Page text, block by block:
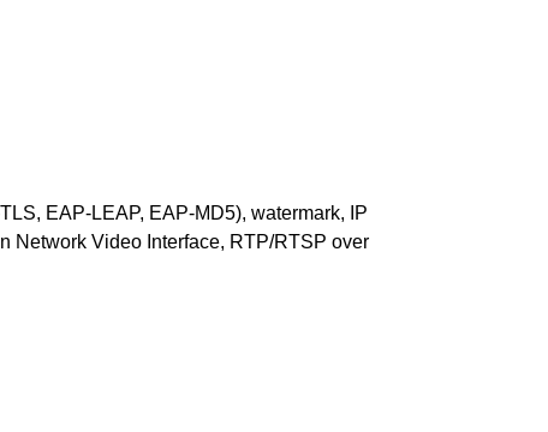
EAP-LEAP, EAP-MD5), watermark, IP
Network Video Interface, RTP/RTSP over